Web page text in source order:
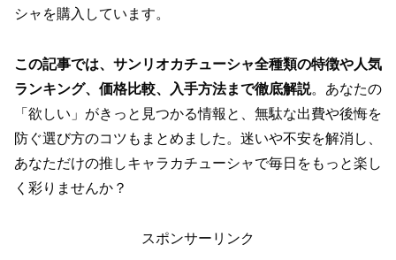
シャを購入しています。
この記事では、サンリオカチューシャ全種類の特徴や人気
ランキング、価格比較、入手方法まで徹底解説。あなたの
「欲しい」がきっと見つかる情報と、無駄な出費や後悔を
防ぐ選び方のコツもまとめました。迷いや不安を解消し、
あなただけの推しキャラカチューシャで毎日をもっと楽し
く彩りませんか？
スポンサーリンク